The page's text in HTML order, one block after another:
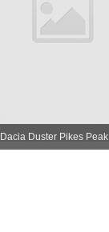
Dacia Duster Pikes Peak